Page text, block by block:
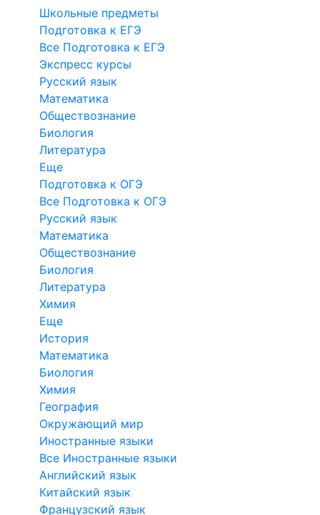
Школьные предметы
Подготовка к ЕГЭ
Все Подготовка к ЕГЭ
Экспресс курсы
Русский язык
Математика
Обществознание
Биология
Литература
Еще
Подготовка к ОГЭ
Все Подготовка к ОГЭ
Русский язык
Математика
Обществознание
Биология
Литература
Химия
Еще
История
Математика
Биология
Химия
География
Окружающий мир
Иностранные языки
Все Иностранные языки
Английский язык
Китайский язык
Французский язык